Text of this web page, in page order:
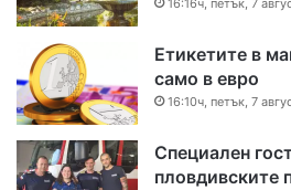
16:16ч, петък, 7
Етикетите в
само в евро
16:10ч, петък, 7
Специален
пловдивските